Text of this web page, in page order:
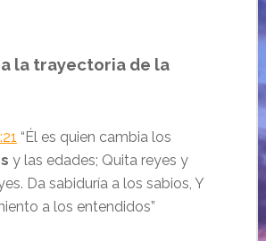
la trayectoria de la
“Él es quien cambia los
y las edades; Quita reyes y
Da sabiduría a los sabios, Y
a los entendidos”